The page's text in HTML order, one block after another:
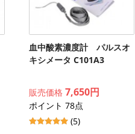
血中酸素濃度計 パルスオ
キシメータ C101A3
販売価格 7,650円
ポイント 78点
(5)